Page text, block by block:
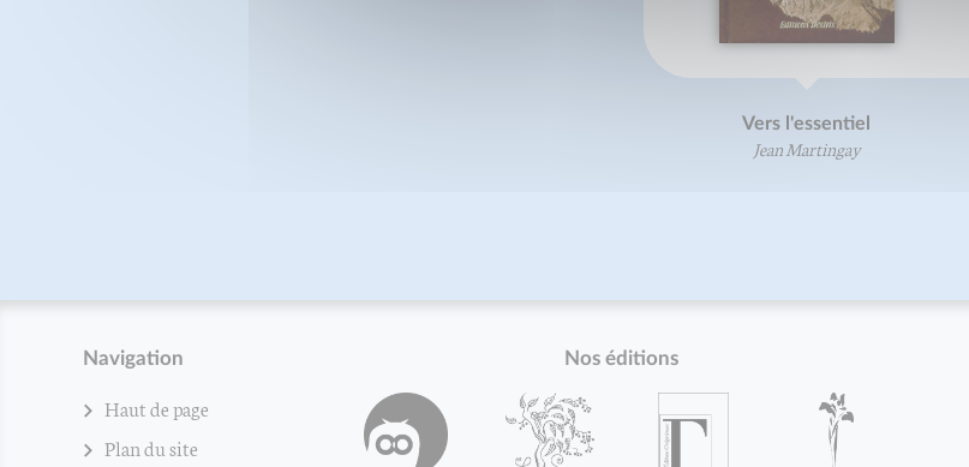
Vers l'essentiel
Jean Martingay
Navigation
Haut de page
Plan du site
Nos éditions